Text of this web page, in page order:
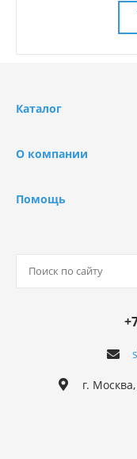
Каталог
О компании
Помощь
г.